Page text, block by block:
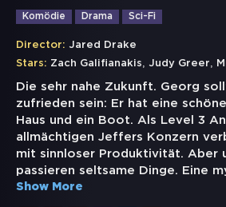
Komödie Drama Sci-Fi
Director: Jared Drake
Stars: Zach Galifianakis, Judy Greer,
Die sehr nahe Zukunft. Georg
zufrieden sein: Er hat eine
Haus und ein Boot. Als Level 3
allmächtigen Jeffers Konzern
mit sinnloser Produktivität. Aber
passieren seltsame Dinge. Eine
Show More